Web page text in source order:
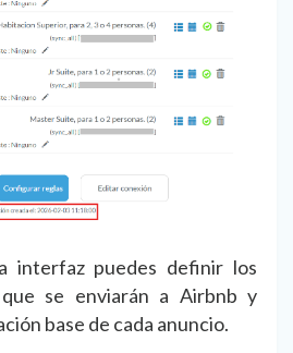
interfaz puedes definir los
se enviarán a Airbnb y
base de cada anuncio.